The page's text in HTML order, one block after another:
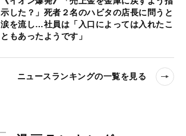
示した？」死者２名のハビタの店長に問うと
涙を流し…社員は「入口によっては入れたこ
ともあったようです」
ニュースランキングの一覧を見る